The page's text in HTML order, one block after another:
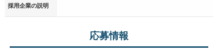
採用企業の説明
応募情報